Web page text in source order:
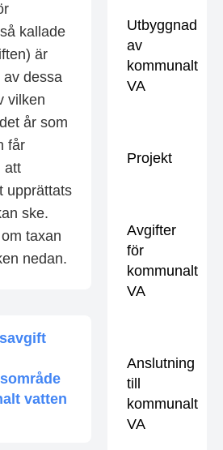
kallade
är
av dessa
vilken
år som
får
att
upprättats
ske.
taxan
nedan.
vatten
Utbyggnad
av
kommunalt
VA
Projekt
Avgifter
för
kommunalt
VA
Anslutning
till
kommunalt
VA